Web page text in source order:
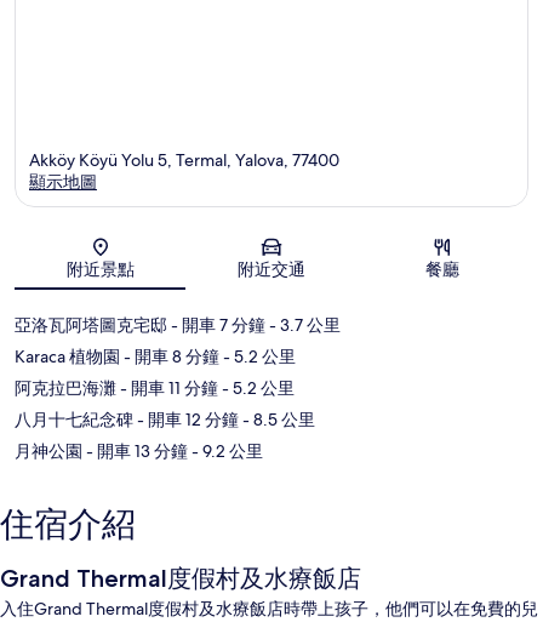
地圖
Akköy Köyü Yolu 5, Termal, Yalova, 77400
顯示地圖
附近景點 附近交通 餐廳
亞洛瓦阿塔圖克宅邸 - 開車 7 分鐘- 3.7 公里
Karaca 植物園 - 開車 8 分鐘- 5.2 公里
阿克拉巴海灘- 開車 11 分鐘- 5.2 公里
八月十七紀念碑- 開車 12 分鐘- 8.5 公里
月神公園 - 開車 13 分鐘- 9.2 公里
住宿介紹
Grand Thermal度假村及水療飯店
入住Grand Thermal度假村及水療飯店時帶上孩子，他們可以在免費的兒